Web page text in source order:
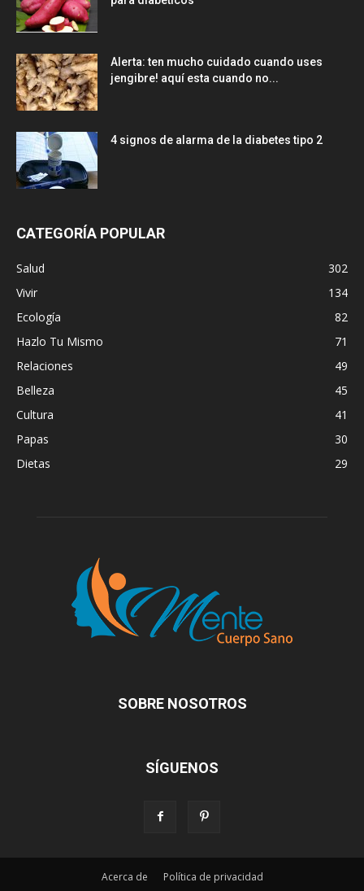
Alerta: ten mucho cuidado cuando uses
jengibre! aquí esta cuando no...
4 signos de alarma de la diabetes tipo 2
CATEGORÍA POPULAR
Salud
302
Vivir
134
Ecología
82
Hazlo Tu Mismo
71
Relaciones
49
Belleza
45
Cultura
41
Papas
30
Dietas
29
SOBRE NOSOTROS
SÍGUENOS
Acerca de Política de privacidad